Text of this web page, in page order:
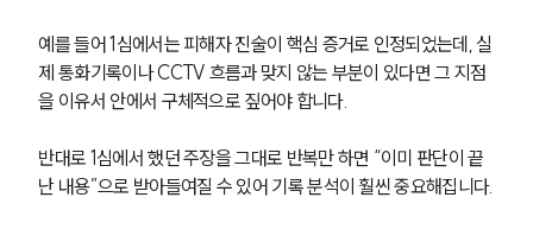
예를 들어 1심에서는 피해자 진술이 핵심 증거로 인정되었는데, 실
제 통화기록이나 CCTV 흐름과 맞지 않는 부분이 있다면 그 지점
을 이유서 안에서 구체적으로 짚어야 합니다.
반대로 1심에서 했던 주장을 그대로 반복만 하면 “이미 판단이 끝
난 내용”으로 받아들여질 수 있어 기록 분석이 훨씬 중요해집니다.